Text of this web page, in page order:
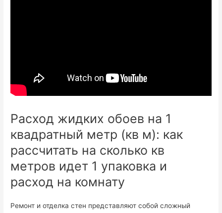
Расход жидких обоев на 1
квадратный метр (кв м): как
рассчитать на сколько кв
метров идет 1 упаковка и
расход на комнату
Ремонт и отделка стен представляют собой сложный